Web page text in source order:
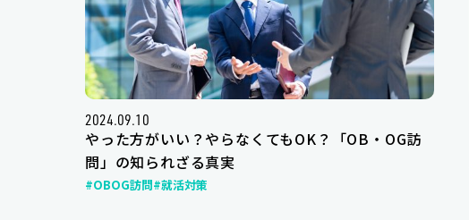
2024.09.10
やった方がいい？やらなくてもOK？「OB・OG訪
問」の知られざる真実
#OBOG訪問#就活対策